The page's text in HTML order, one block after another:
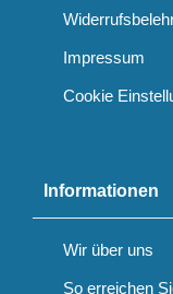
Impressum
Cookie
Informationen
Wir über uns
So erreichen